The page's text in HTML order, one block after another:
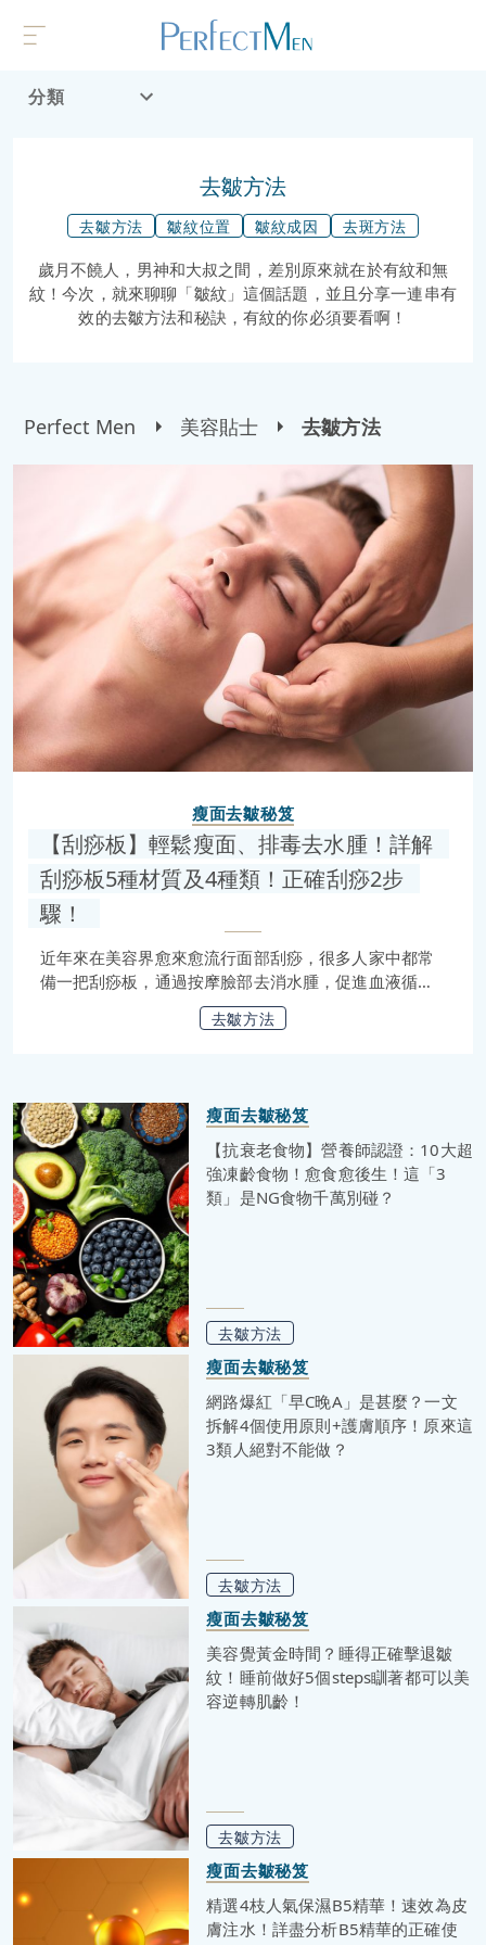
分類
去皺方法
去皺方法 皺紋位置 皺紋成因 去斑方法
歲月不饒人，男神和大叔之間，差別原來就在於有紋和無
紋！今次，就來聊聊「皺紋」這個話題，並且分享一連串有
效的去皺方法和秘訣，有紋的你必須要看啊！
Perfect Men 美容貼士 去皺方法
瘦面去皺秘笈
【刮痧板】輕鬆瘦面、排毒去水腫！詳解
刮痧板5種材質及4種類！正確刮痧2步
驟！
近年來在美容界愈來愈流行面部刮痧，很多人家中都常
備一把刮痧板，通過按摩臉部去消水腫，促進血液循
環，改善臉部輪廓，讓肌膚回復彈性，保持年輕和有活
力！不過刮痧板又是否這樣神奇呢？而刮痧美容實際上
有諸多疑惑，一起來看看這篇文章，相信你們看完便會
得到答案啦！
去皺方法
瘦面去皺秘笈
【抗衰老食物】營養師認證：10大超
強凍齡食物！愈食愈後生！這「3
類」是NG食物千萬別碰？
去皺方法
瘦面去皺秘笈
網路爆紅「早C晚A」是甚麼？一文
拆解4個使用原則+護膚順序！原來這
3類人絕對不能做？
去皺方法
瘦面去皺秘笈
美容覺黃金時間？睡得正確擊退皺
紋！睡前做好5個steps瞓著都可以美
容逆轉肌齡！
去皺方法
瘦面去皺秘笈
精選4枝人氣保濕B5精華！速效為皮
膚注水！詳盡分析B5精華的正確使